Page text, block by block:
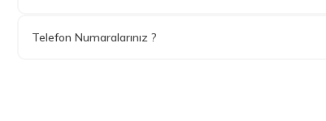
Telefon Numaralarınız ?